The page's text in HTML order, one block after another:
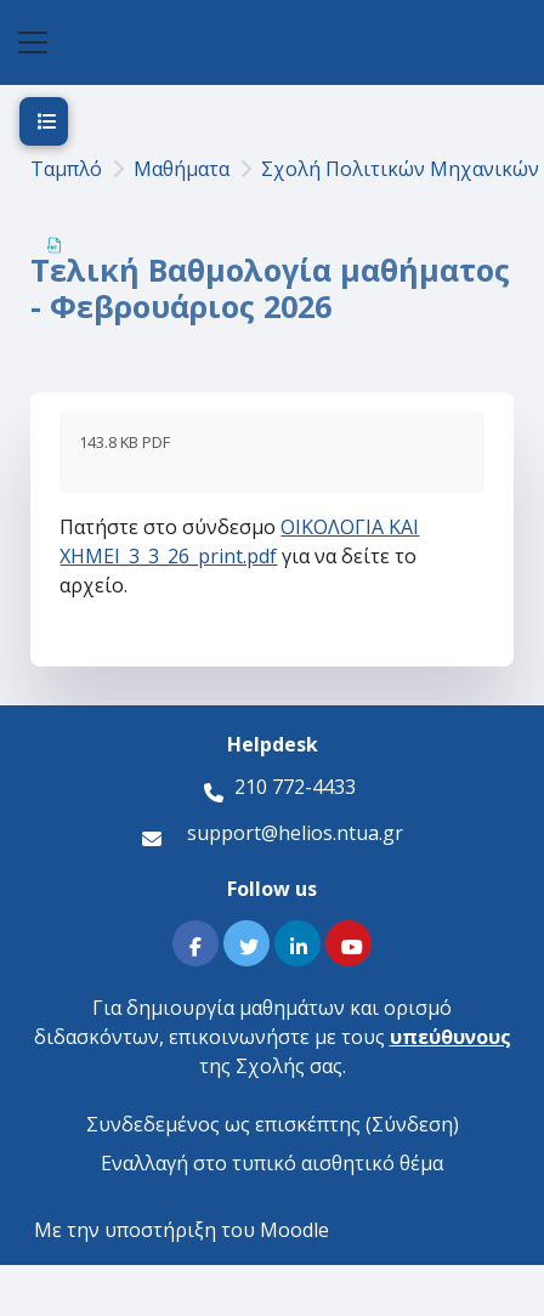
Ταμπλό Μαθήματα Σχολή Πολιτικών Μηχανικών
Τελική Βαθμολογία μαθήματος
- Φεβρουάριος 2026
Άνοιγμα ευρετηρίου μαθήματος
143.8 KB PDF
Πατήστε στο σύνδεσμοΟΙΚΟΛΟΓΙΑ ΚΑΙ
ΧΗΜΕΙ_3_3_26_print.pdfγια να δείτε το
αρχείο.
Helpdesk
210 772-4433
support@helios.ntua.gr
Follow us
Για δημιουργία μαθημάτων και ορισμό
διδασκόντων, επικοινωνήστε με τους υπεύθυνους
της Σχολής σας.
Συνδεδεμένος ως επισκέπτης (Σύνδεση)
Εναλλαγή στο τυπικό αισθητικό θέμα
Με την υποστήριξη του Moodle